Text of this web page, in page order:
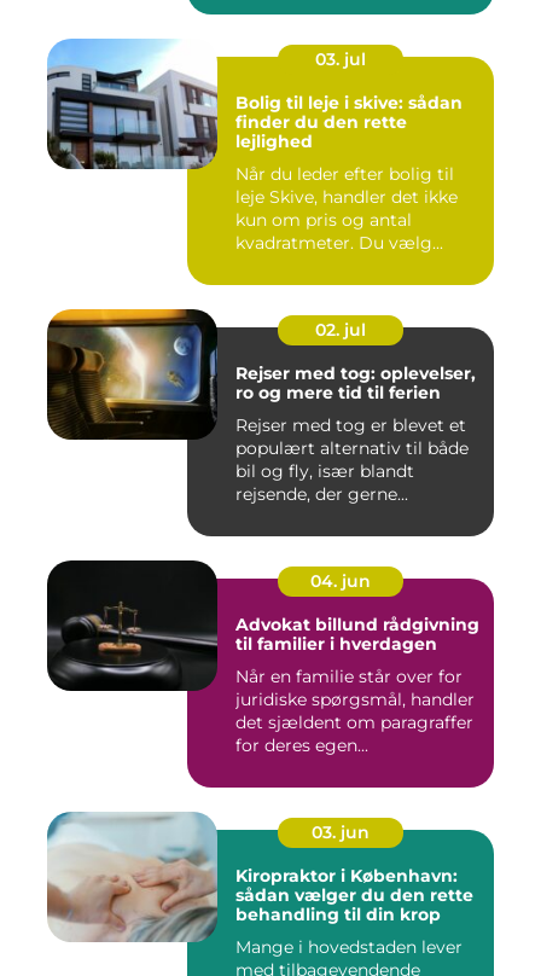
03. jul
Bolig til leje i skive: sådan
finder du den rette
lejlighed
Når du leder efter bolig til
leje Skive, handler det ikke
kun om pris og antal
kvadratmeter. Du vælg...
02. jul
Rejser med tog: oplevelser,
ro og mere tid til ferien
Rejser med tog er blevet et
populært alternativ til både
bil og fly, især blandt
rejsende, der gerne...
04. jun
Advokat billund rådgivning
til familier i hverdagen
Når en familie står over for
juridiske spørgsmål, handler
det sjældent om paragraffer
for deres egen...
03. jun
Kiropraktor i København:
sådan vælger du den rette
behandling til din krop
Mange i hovedstaden lever
med tilbagevendende